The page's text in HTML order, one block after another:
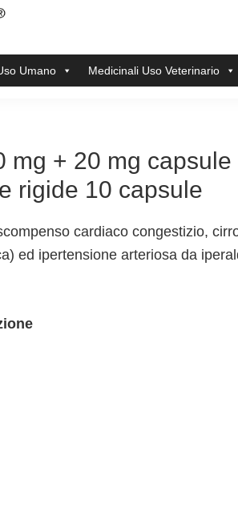
Umano Medicinali Uso Veterinario
mg + 20 mg
rigide 10 capsule
cardiaco congestizio,
ed ipertensione arteriosa da